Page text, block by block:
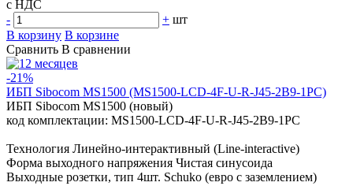
с НДС
-
+ шт
В корзину В корзине
Сравнить В сравнении
-21%
ИБП Sibocom MS1500 (MS1500-LCD-4F-U-R-J45-2B9-1PC)
ИБП Sibocom MS1500 (новый)
код комплектации: MS1500-LCD-4F-U-R-J45-2B9-1PC
Технология Линейно-интерактивный (Line-interactive)
Форма выходного напряжения Чистая синусоида
Выходные розетки, тип 4шт. Schuko (евро с заземлением)